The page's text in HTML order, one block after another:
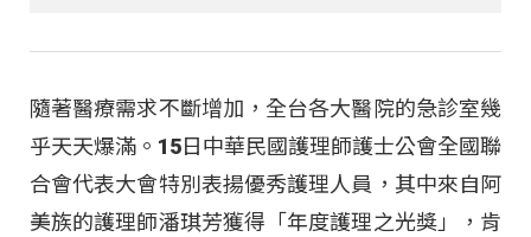
隨著醫療需求不斷增加，全台各大醫院的急診室幾
乎天天爆滿。15日中華民國護理師護士公會全國聯
合會代表大會特別表揚優秀護理人員，其中來自阿
美族的護理師潘琪芳獲得「年度護理之光獎」，肯